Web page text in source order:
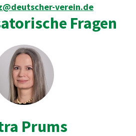
verein.de
Fragen
Prums